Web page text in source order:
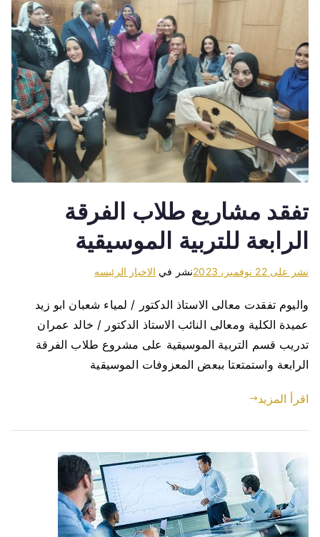
تفقد مشاريع طلاب الفرقة
الرابعة للتربية الموسيقية
نشر على22 نوفمبر، 2023 نشر في الاخبار الرئيسه
واليوم تفقدت معالى الاستاذ الدكتور / لمياء شعبان ابو زيد
عميدة الكلية ومعالى النائب الاستاذ الدكتور / خالد عمران
تدريب قسم التربية الموسيقية على مشروع طلاب الفرقة
الرابعة واستمتعتا ببعض المعزوفات الموسيقية
اقرأ المزيد